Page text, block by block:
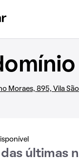
Moraes, 895, Vila
das últimas